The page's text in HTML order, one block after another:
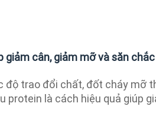
giảm cân, giảm mỡ và săn
độ trao đổi chất, đốt cháy mỡ
protein là cách hiệu quả giúp